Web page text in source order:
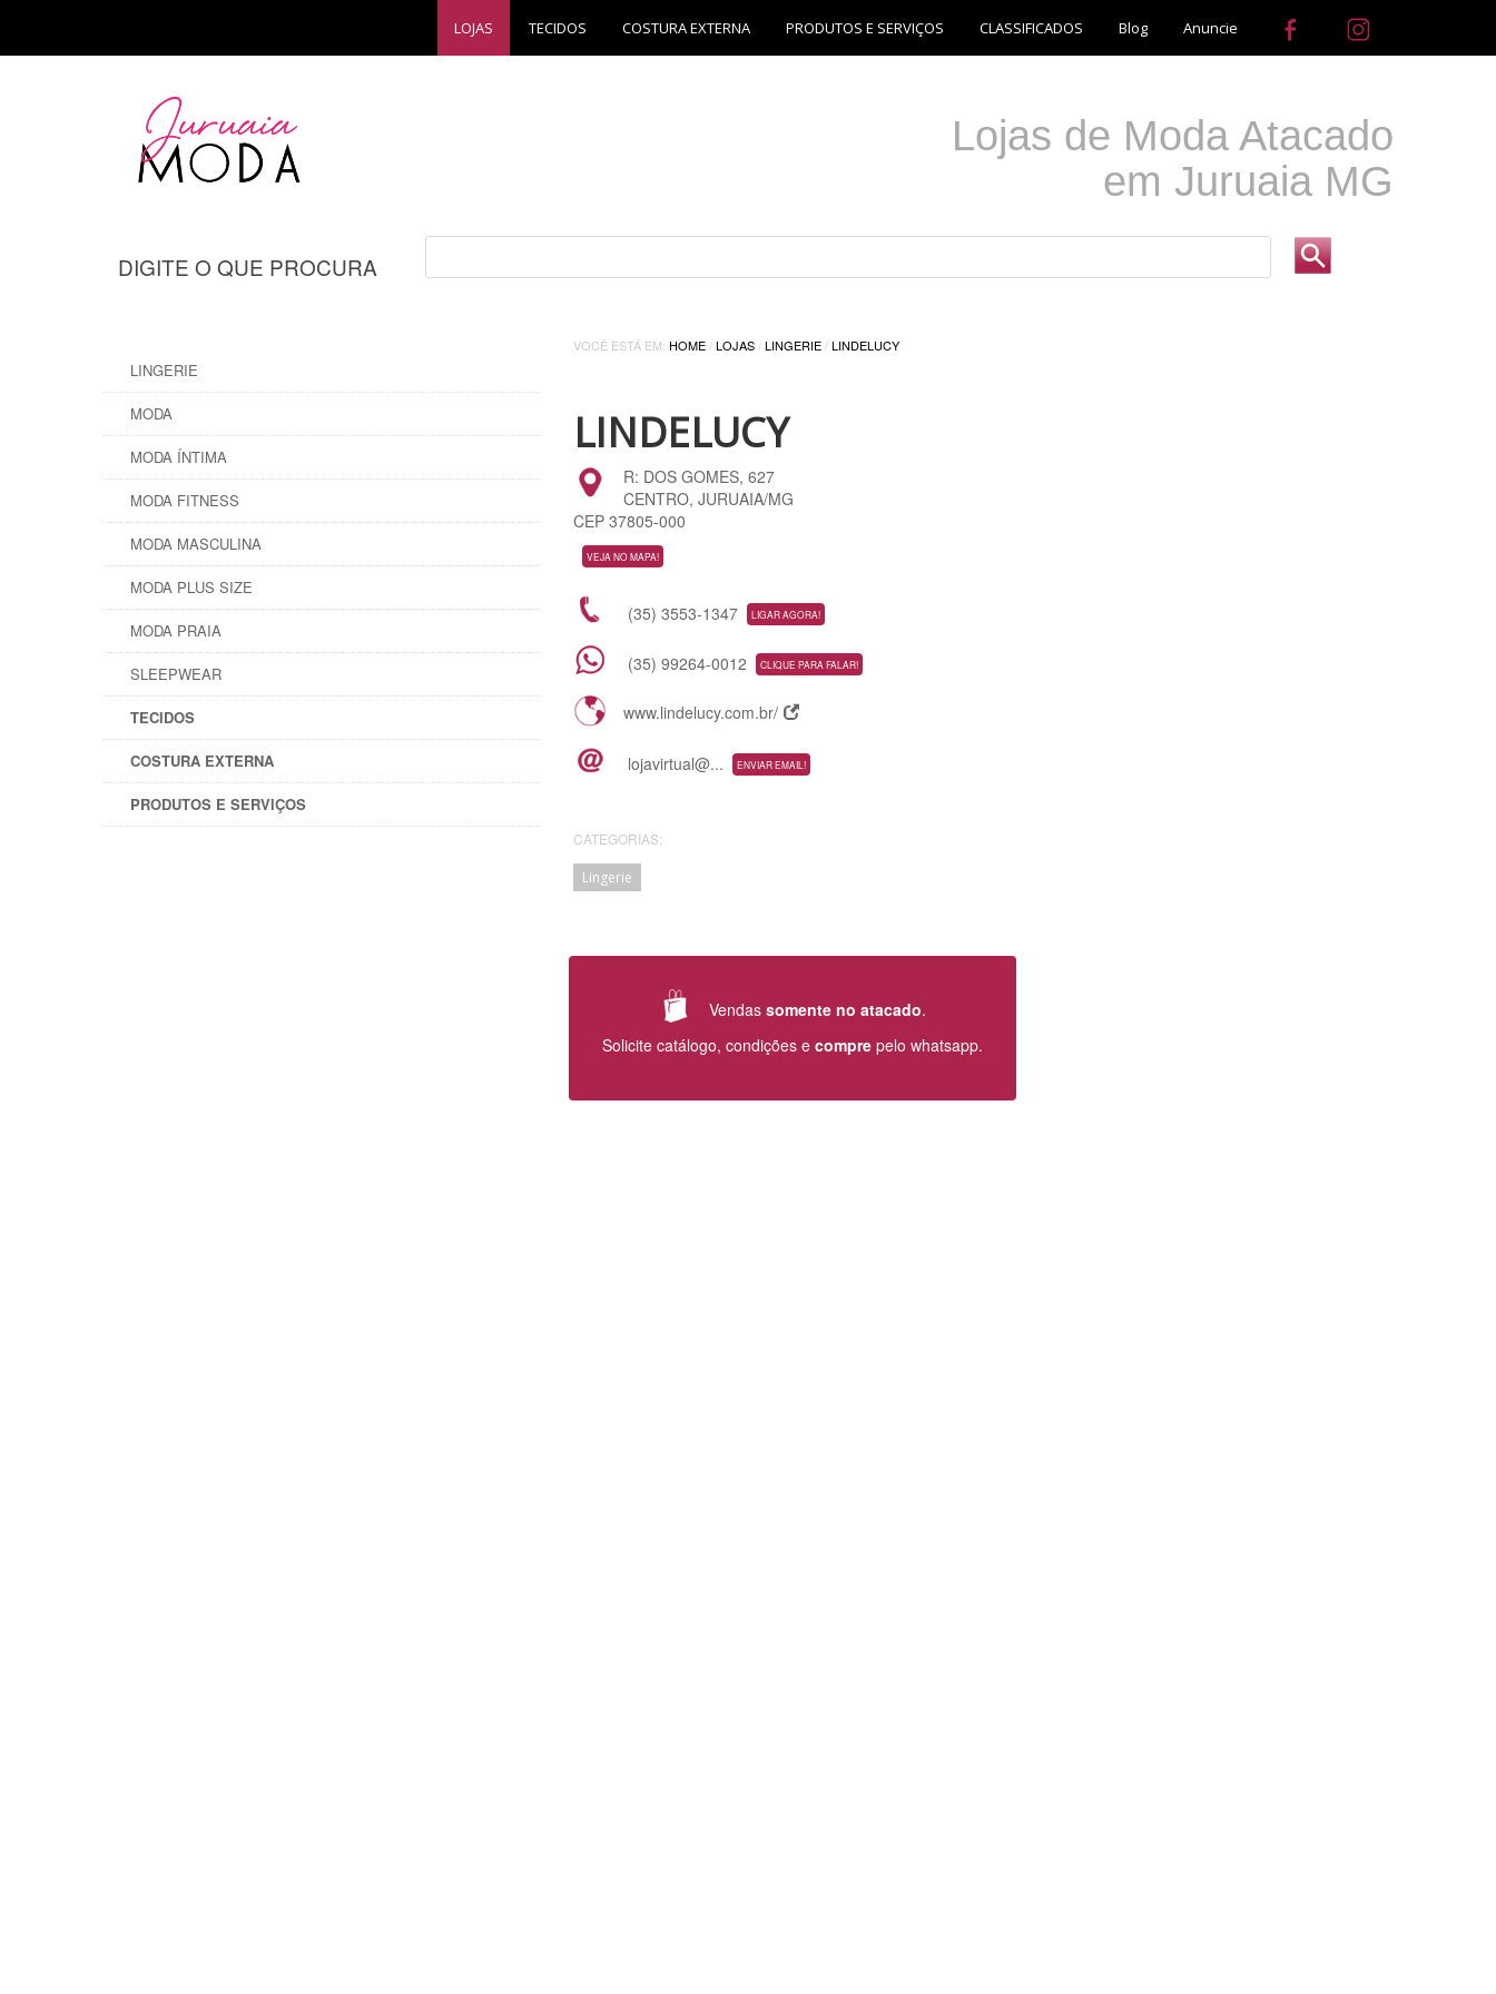
LOJAS TECIDOS COSTURA EXTERNA PRODUTOS E SERVIÇOS CLASSIFICADOS Blog Anuncie
Lojas de Moda Atacado
em Juruaia MG
DIGITE O QUE PROCURA
LINGERIE
MODA
MODA ÍNTIMA
MODA FITNESS
MODA MASCULINA
MODA PLUS SIZE
MODA PRAIA
SLEEPWEAR
TECIDOS
COSTURA EXTERNA
PRODUTOS E SERVIÇOS
VOCÊ ESTÁ EM: HOME/LOJAS/LINGERIE/LINDELUCY
LINDELUCY
R: DOS GOMES, 627
CENTRO, JURUAIA/MG
CEP 37805-000
VEJA NO MAPA!
(35) 3553-1347 LIGAR AGORA!
(35) 99264-0012 CLIQUE PARA FALAR!
www.lindelucy.com.br/
lojavirtual@... ENVIAR EMAIL!
CATEGORIAS:
Lingerie
Vendas somente no atacado.
Solicite catálogo, condições e compre pelo whatsapp.